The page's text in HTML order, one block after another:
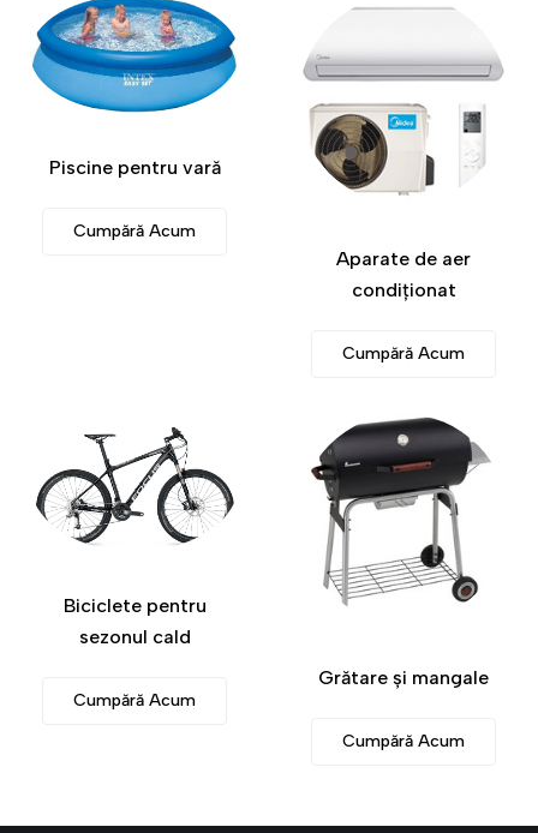
Piscine pentru vară
Cumpără Acum
Aparate de aer
condiționat
Cumpără Acum
Biciclete pentru
sezonul cald
Cumpără Acum
Grătare și mangale
Cumpără Acum